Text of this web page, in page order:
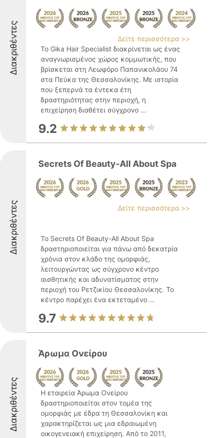
Διακριθέντες
Δείτε περισσότερα >>
Το Gika Hair Specialist διακρίνεται ως ένας
αναγνωρισμένος χώρος κομμωτικής, που
βρίσκεται στη Λεωφόρο Παπανικολάου 74
στα Πεύκα της Θεσσαλονίκης. Με ιστορία
που ξεπερνά τα έντεκα έτη
δραστηριότητας στην περιοχή, η
επιχείρηση διαθέτει σύγχρονο ...
9.2
Διακριθέντες
Secrets Of Beauty-All About Spa
Δείτε περισσότερα >>
Το Secrets Of Beauty-All About Spa
δραστηριοποιείται για πάνω από δεκατρία
χρόνια στον κλάδο της ομορφιάς,
λειτουργώντας ως σύγχρονο κέντρο
αισθητικής και αδυνατίσματος στην
περιοχή του Ρετζικίου Θεσσαλονίκης. Το
κέντρο παρέχει ένα εκτεταμένο ...
9.7
Διακριθέντες
Άρωμα Ονείρου
Η εταιρεία Άρωμα Ονείρου
δραστηριοποιείται στον τομέα της
ομορφιάς με έδρα τη Θεσσαλονίκη και
χαρακτηρίζεται ως μια εδραιωμένη
οικογενειακή επιχείρηση. Από το 2011,